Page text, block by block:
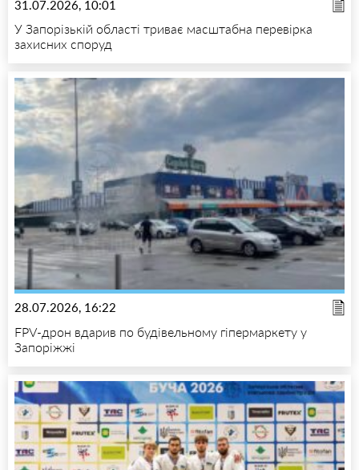
31.07.2026, 10:01
У Запорізькій області триває масштабна перевірка
захисних споруд
28.07.2026, 16:22
FPV-дрон вдарив по будівельному гіпермаркету у
Запоріжжі